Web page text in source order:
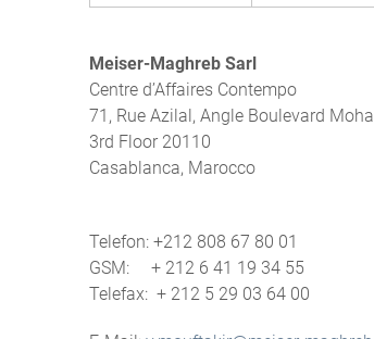
Meiser-Maghreb Sarl
Centre d’Affaires Contempo
71, Rue Azilal, Angle Boulevard
3rd Floor 20110
Casablanca, Marocco
Telefon: +212 808 67 80 01
GSM: + 212 6 41 19 34 55
Telefax: + 212 5 29 03 64 00